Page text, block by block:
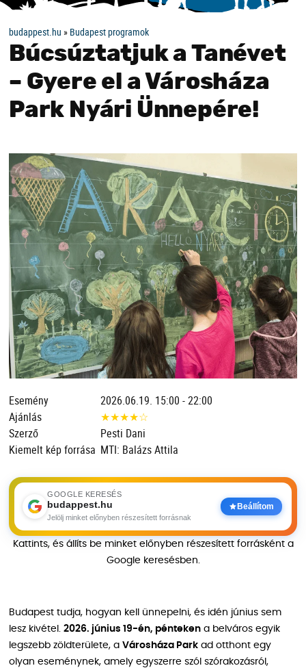
budappest.hu » Budapest programok
Búcsúztatjuk a Tanévet
– Gyere el a Városháza
Park Nyári Ünnepére!
Esemény
2026.06.19. 15:00 - 22:00
Ajánlás
★★★★☆
Szerző
Pesti Dani
Kiemelt kép forrása MTI: Balázs Attila
GOOGLE KERESÉS
budappest.hu
Jelölj minket előnyben részesített forrásnak
Beállítom
Kattints, és állíts be minket előnyben részesített forrásként a
Google keresésben.
Budapest tudja, hogyan kell ünnepelni, és idén június sem
lesz kivétel. 2026. június 19-én, pénteken a belváros egyik
legszebb zöldterülete, a Városháza Park ad otthont egy
olyan eseménynek, amely egyszerre szól szórakozásról,